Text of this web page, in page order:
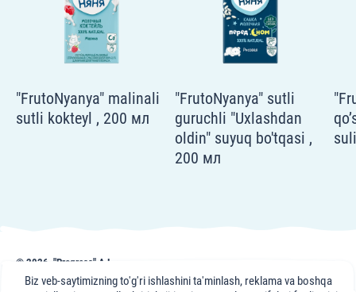
"FrutoNyanya" malinali
sutli kokteyl , 200 мл
"FrutoNyanya" sutli
guruchli "Uxlashdan
oldin" suyuq bo'tqasi ,
200 мл
© 2026, "Progress" AJ
frutonyanya.uz sahifasidagi nashr, maslahat va videomateriallar axborot uchun
Biz veb-saytimizning to'g'ri ishlashini ta'minlash, reklama va boshqa